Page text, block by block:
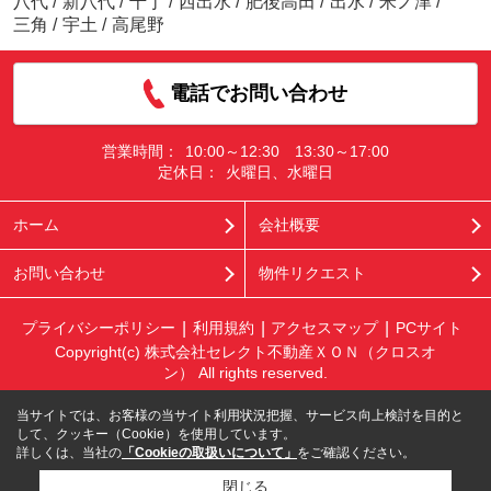
三角 / 宇土 / 高尾野
電話でお問い合わせ
営業時間：
10:00～12:30 13:30～17:00
定休日：
火曜日、水曜日
ホーム 会社概要
お問い合わせ 物件リクエスト
プライバシーポリシー 利用規約 アクセスマップ
PCサイト
Copyright(c) 株式会社セレクト不動産ＸＯＮ（クロスオ
ン） All rights reserved.
当サイトでは、お客様の当サイト利用状況把握、サービス向上検討を目的と
して、クッキー（Cookie）を使用しています。
詳しくは、当社の 「Cookieの取扱いについて」 をご確認ください。
閉じる